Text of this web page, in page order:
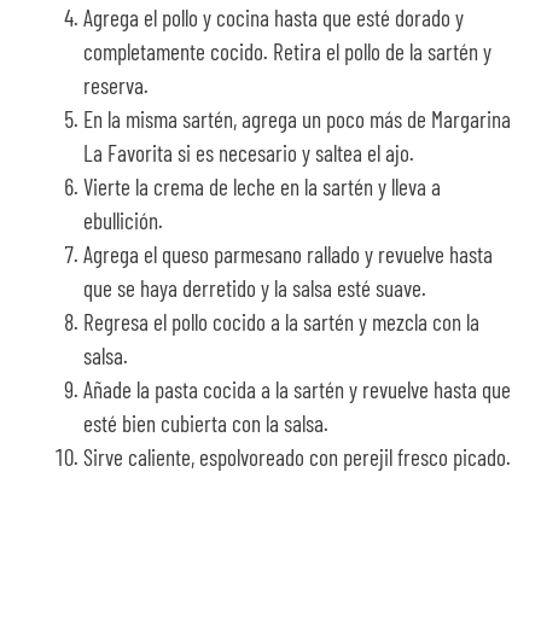
Agrega el pollo y cocina hasta que esté dorado y
completamente cocido. Retira el pollo de la sartén y
reserva.
En la misma sartén, agrega un poco más de Margarina
La Favorita si es necesario y saltea el ajo.
Vierte la crema de leche en la sartén y lleva a
ebullición.
Agrega el queso parmesano rallado y revuelve hasta
que se haya derretido y la salsa esté suave.
Regresa el pollo cocido a la sartén y mezcla con la
salsa.
Añade la pasta cocida a la sartén y revuelve hasta que
esté bien cubierta con la salsa.
Sirve caliente, espolvoreado con perejil fresco picado.